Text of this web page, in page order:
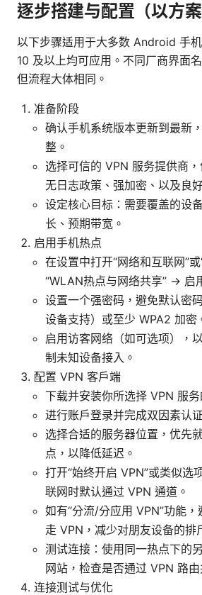
逐步搭建与配置（以方案
以下步骤适用于大多数 Android 手
10 及以上均可应用。不同厂商界面
但流程大体相同。
准备阶段
确认手机系统版本更新到最新
整。
选择可信的 VPN 服务提供商
无日志政策、强加密、以及良
设定核心目标：需要覆盖的设
长、预期带宽。
启用手机热点
在设置中打开“网络和互联网”
“WLAN热点与网络共享” -> 启
设置一个强密码，避免默认密
设备支持）或至少 WPA2 加密
启用访客网络（如可选项），
制未知设备接入。
配置 VPN 客户端
下载并安装你所选择 VPN 服务
进行账户登录并完成双因素认
选择合适的服务器位置，优先
点，以降低延迟。
打开“始终开启 VPN”或类似选
联网时默认通过 VPN 通道。
如有“分流/分应用 VPN”功能
走 VPN，减少对朋友设备的排
测试连接：使用同一热点下的
网站，检查是否通过 VPN 路由
连接测试与优化